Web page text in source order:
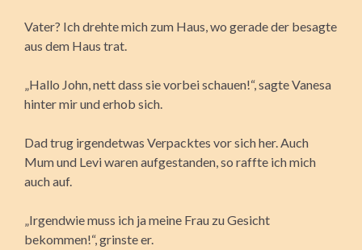
Vater? Ich drehte mich zum Haus, wo gerade der besagte
aus dem Haus trat.
„Hallo John, nett dass sie vorbei schauen!“, sagte Vanesa
hinter mir und erhob sich.
Dad trug irgendetwas Verpacktes vor sich her. Auch
Mum und Levi waren aufgestanden, so raffte ich mich
auch auf.
„Irgendwie muss ich ja meine Frau zu Gesicht
bekommen!“, grinste er.